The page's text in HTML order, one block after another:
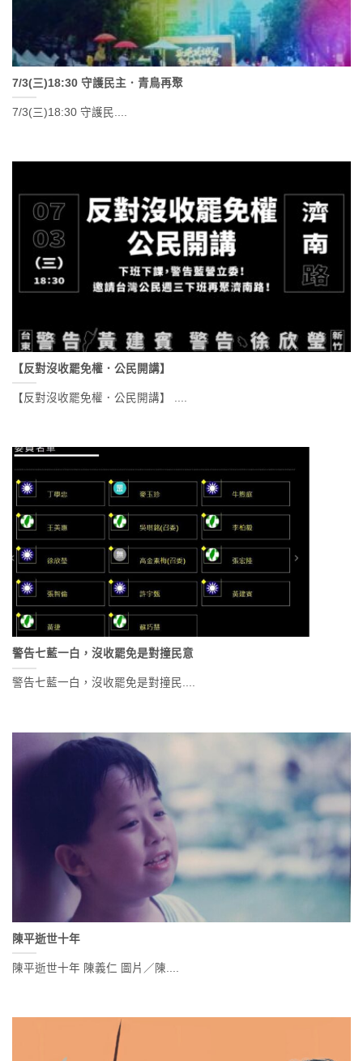
7/3(三)18:30 守護民主．青鳥再聚
7/3(三)18:30 守護民....
【反對沒收罷免權．公民開講】
【反對沒收罷免權．公民開講】 ....
警告七藍一白，沒收罷免是對撞民意
警告七藍一白，沒收罷免是對撞民....
陳平逝世十年
陳平逝世十年 陳義仁 圖片／陳....